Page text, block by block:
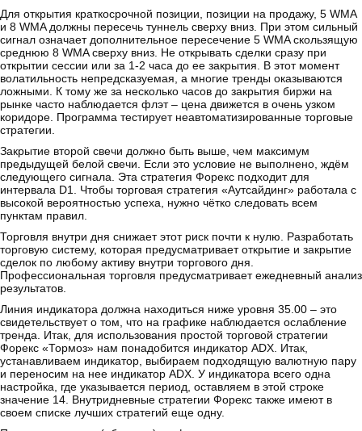
Для открытия краткосрочной позиции, позиции на продажу, 5 WMA
и 8 WMA должны пересечь туннель сверху вниз. При этом сильный
сигнал означает дополнительное пересечение 5 WMA скользящую
среднюю 8 WMA сверху вниз. Не открывать сделки сразу при
открытии сессии или за 1-2 часа до ее закрытия. В этот момент
волатильность непредсказуемая, а многие тренды оказываются
ложными. К тому же за несколько часов до закрытия биржи на
рынке часто наблюдается флэт – цена движется в очень узком
коридоре. Программа тестирует неавтоматизированные торговые
стратегии.
Закрытие второй свечи должно быть выше, чем максимум
предыдущей белой свечи. Если это условие не выполнено, ждём
следующего сигнала. Эта стратегия Форекс подходит для
интервала D1. Чтобы торговая стратегия «Аутсайдинг» работала с
высокой вероятностью успеха, нужно чётко следовать всем
пунктам правил.
Торговля внутри дня снижает этот риск почти к нулю. Разработать
торговую систему, которая предусматривает открытие и закрытие
сделок по любому активу внутри торгового дня.
Профессиональная торговля предусматривает ежедневный анализ
результатов.
Линия индикатора должна находиться ниже уровня 35.00 – это
свидетельствует о том, что на графике наблюдается ослабление
тренда. Итак, для использования простой торговой стратегии
Форекс «Тормоз» нам понадобится индикатор ADХ. Итак,
устанавливаем индикатор, выбираем подходящую валютную пару
и переносим на нее индикатор ADX. У индикатора всего одна
настройка, где указывается период, оставляем в этой строке
значение 14. Внутридневные стратегии Форекс также имеют в
своем списке лучших стратегий еще одну.